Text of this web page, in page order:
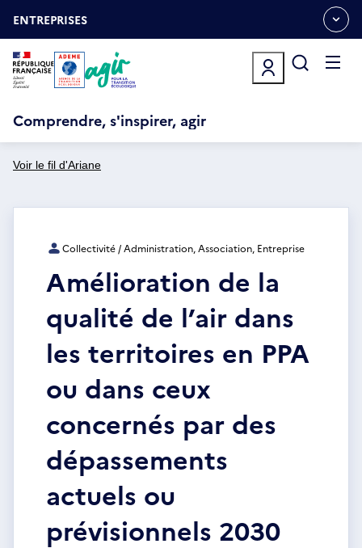
auOUVRIR
LE
MENU
ESPACE
ENTREPRISES
Comprendre, s'inspirer, agir
Voir le fil d'Ariane
Collectivité / Administration, Association, Entreprise
Amélioration de la
qualité de l’air dans
les territoires en PPA
ou dans ceux
concernés par des
dépassements
actuels ou
prévisionnels 2030